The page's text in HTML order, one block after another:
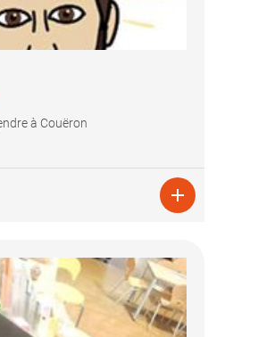
à Couëron
